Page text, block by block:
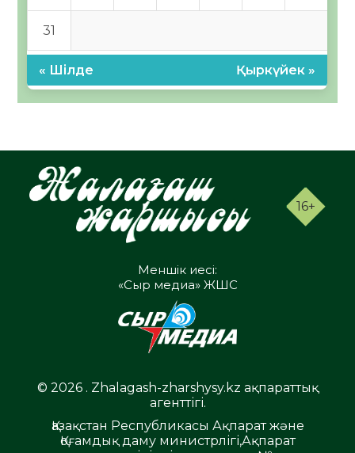
31
« Шілде Қыркүйек »
16+
Меншік иесі:
«Сыр медиа» ЖШС
© 2026 . Zhalagash-zharshysy.kz ақпараттық
агенттігі.
Қазақстан Республикасы Ақпарат және
Қоғамдық даму министрлігі,Ақпарат